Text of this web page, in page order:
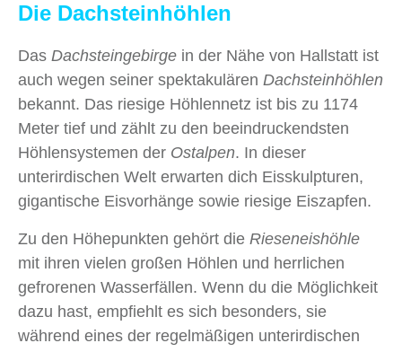
Die Dachsteinhöhlen
Das Dachsteingebirge in der Nähe von Hallstatt ist
auch wegen seiner spektakulären Dachsteinhöhlen
bekannt. Das riesige Höhlennetz ist bis zu 1174
Meter tief und zählt zu den beeindruckendsten
Höhlensystemen der Ostalpen. In dieser
unterirdischen Welt erwarten dich Eisskulpturen,
gigantische Eisvorhänge sowie riesige Eiszapfen.
Zu den Höhepunkten gehört die Rieseneishöhle
mit ihren vielen großen Höhlen und herrlichen
gefrorenen Wasserfällen. Wenn du die Möglichkeit
dazu hast, empfiehlt es sich besonders, sie
während eines der regelmäßigen unterirdischen